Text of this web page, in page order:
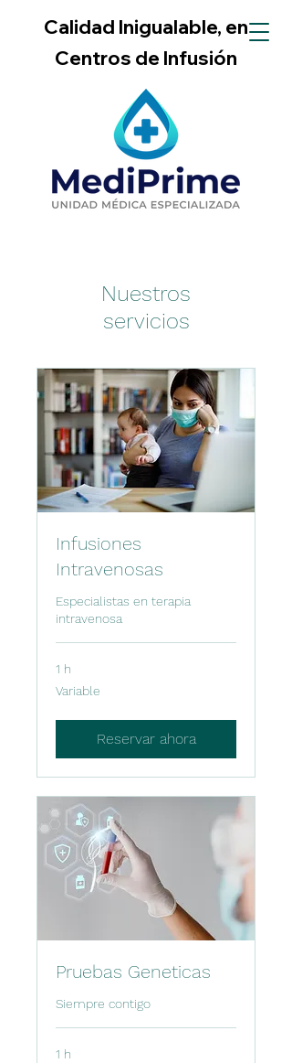
Calidad Inigualable, en
Centros de Infusión
Nuestros
servicios
Infusiones
Intravenosas
Especialistas en terapia
intravenosa
1 h
Variable
Variable
Reservar ahora
Pruebas Geneticas
Siempre contigo
1 h